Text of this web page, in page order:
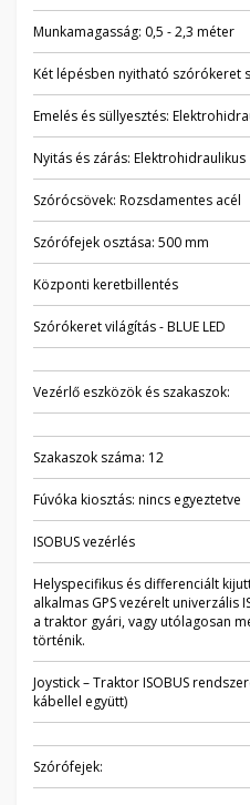
Munkamagasság: 0,5 - 2,3 méter
Két lépésben nyitható szórókeret
Emelés és süllyesztés:
Nyitás és zárás: Elektrohidraulikus
Szórócsövek: Rozsdamentes acél
Szórófejek osztása: 500 mm
Központi keretbillentés
Szórókeret világítás - BLUE LED
Vezérlő eszközök és szakaszok:
Szakaszok száma: 12
Fúvóka kiosztás: nincs egyeztetve
ISOBUS vezérlés
Helyspecifikus és differenciált
alkalmas GPS vezérelt univerzális
a traktor gyári, vagy utólagosan
történik.
Joystick – Traktor ISOBUS
kábellel együtt)
Szórófejek: